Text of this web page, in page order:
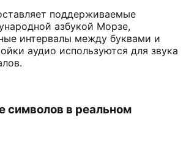
поддерживаемые
азбукой Морзе,
интервалы между буквами и
аудио используются для звука
символов в реальном